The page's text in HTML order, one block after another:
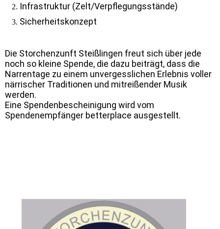
Infrastruktur (Zelt/Verpflegungsstände)
Sicherheitskonzept
Die Storchenzunft Steißlingen freut sich über jede
noch so kleine Spende, die dazu beiträgt, dass die
Narrentage zu einem unvergesslichen Erlebnis voller
närrischer Traditionen und mitreißender Musik
werden.
Eine Spendenbescheinigung wird vom
Spendenempfänger betterplace ausgestellt.